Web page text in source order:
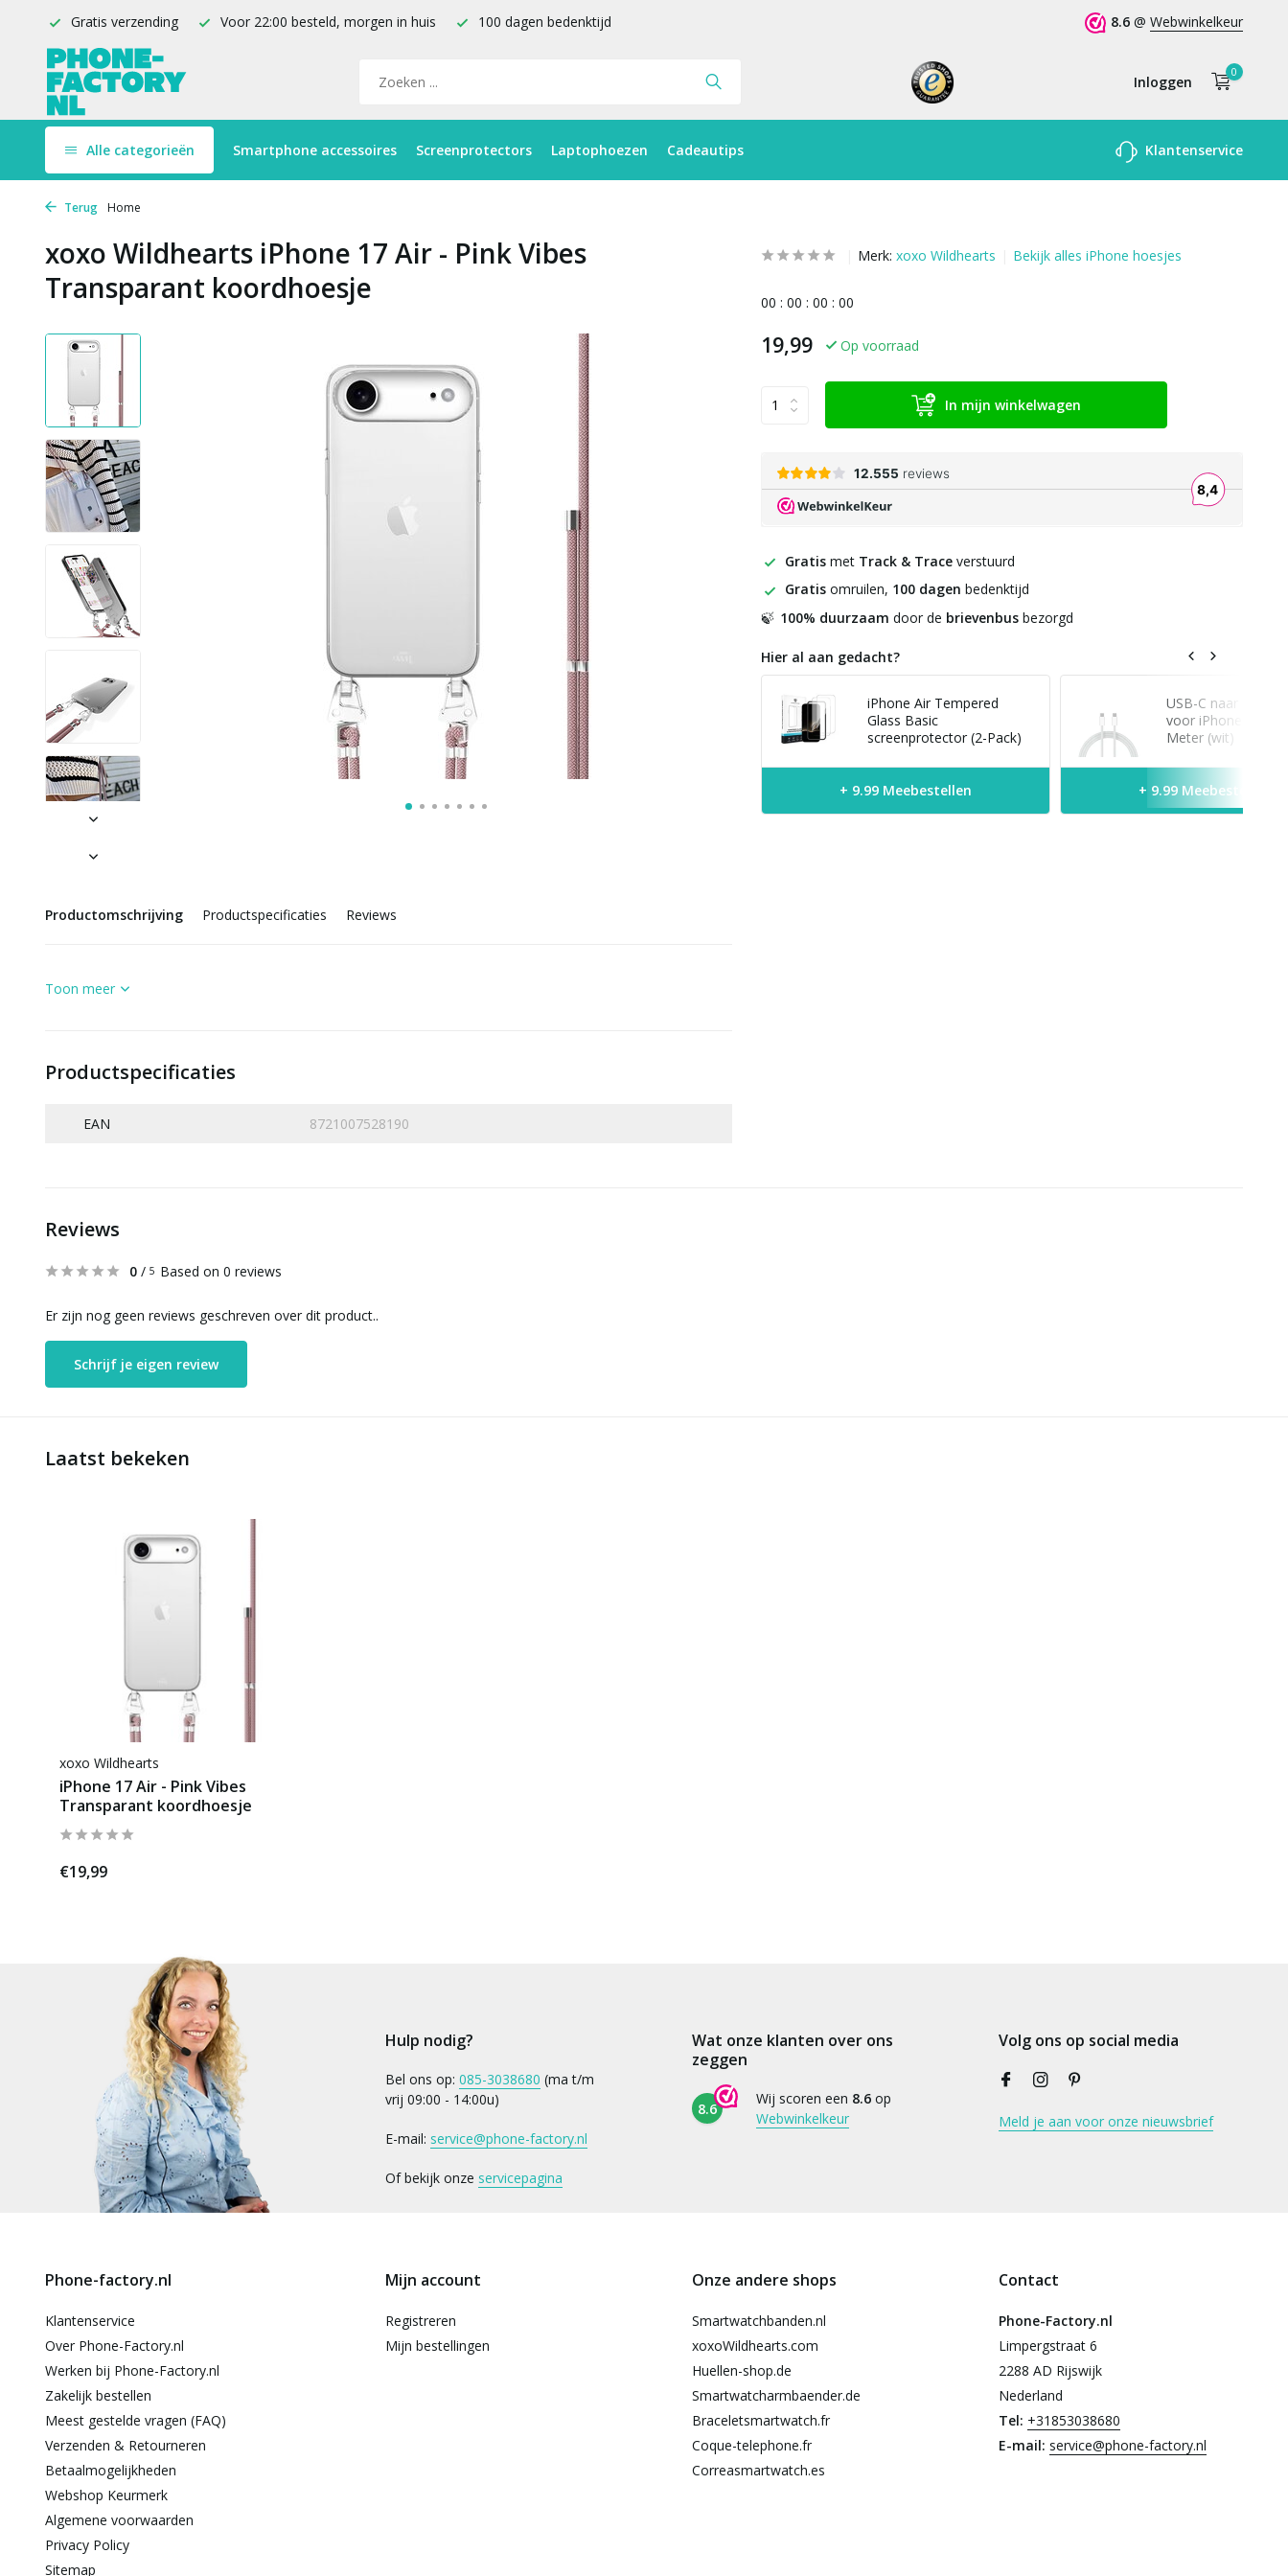
Gratis verzending Voor 22:00 besteld, morgen in huis 100 dagen bedenktijd 8.6 @ Webwinkelkeur
Inloggen
Account
0
Alle categorieën Smartphone accessoires Screenprotectors Laptophoezen Cadeautips Klantenservice
Terug Home
xoxo Wildhearts iPhone 17 Air - Pink Vibes
Transparant koordhoesje
Productomschrijving Productspecificaties Reviews
Toon meer
Productspecificaties
EAN 8721007528190
Merk: xoxo Wildhearts Bekijk alles iPhone hoesjes
00 : 00 : 00 : 00
19,99 Op voorraad
In mijn winkelwagen
Gratismet Track & Traceverstuurd
Gratisomruilen, 100 dagen bedenktijd
🍃 100% duurzaam door de brievenbusbezorgd
Hier al aan gedacht?
iPhone Air Tempered
Glass Basic
screenprotector (2-Pack)
+ 9.99 Meebestellen
USB-C naar USB-C
voor iPhone
Meter (wit)
+ 9.99 Meebestellen
Reviews
0 / 5 Based on 0 reviews
Er zijn nog geen reviews geschreven over dit product..
Schrijf je eigen review
Laatst bekeken
xoxo Wildhearts
iPhone 17 Air - Pink Vibes
Transparant koordhoesje
€19,99
Hulp nodig?
Bel ons op: 085-3038680 (ma t/m
vrij 09:00 - 14:00u)
E-mail: service@phone-factory.nl
Of bekijk onze servicepagina
Wat onze klanten over ons
zeggen
8.6
Wij scoren een 8.6 op
Webwinkelkeur
Volg ons op social media
Meld je aan voor onze nieuwsbrief
Phone-factory.nl
Klantenservice
Over Phone-Factory.nl
Werken bij Phone-Factory.nl
Zakelijk bestellen
Meest gestelde vragen (FAQ)
Verzenden & Retourneren
Betaalmogelijkheden
Webshop Keurmerk
Algemene voorwaarden
Privacy Policy
Sitemap
Mijn account
Registreren
Mijn bestellingen
Onze andere shops
Smartwatchbanden.nl
xoxoWildhearts.com
Huellen-shop.de
Smartwatcharmbaender.de
Braceletsmartwatch.fr
Coque-telephone.fr
Correasmartwatch.es
Contact
Phone-Factory.nl
Limpergstraat 6
2288 AD Rijswijk
Nederland
Tel: +31853038680
E-mail: service@phone-factory.nl